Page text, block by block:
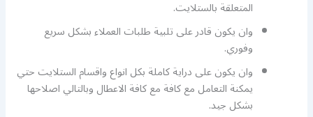
المتعلقة بالستلايت.
وان يكون قادر على تلبية طلبات العملاء بشكل سريع
وفوري.
وان يكون على دراية كاملة بكل انواع واقسام الستلايت حتي
يمكنة التعامل مع كافة مع كافة الاعطال وبالتالي اصلاحها
بشكل جيد.